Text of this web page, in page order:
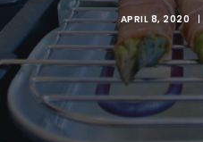
APRIL 8, 2020 |